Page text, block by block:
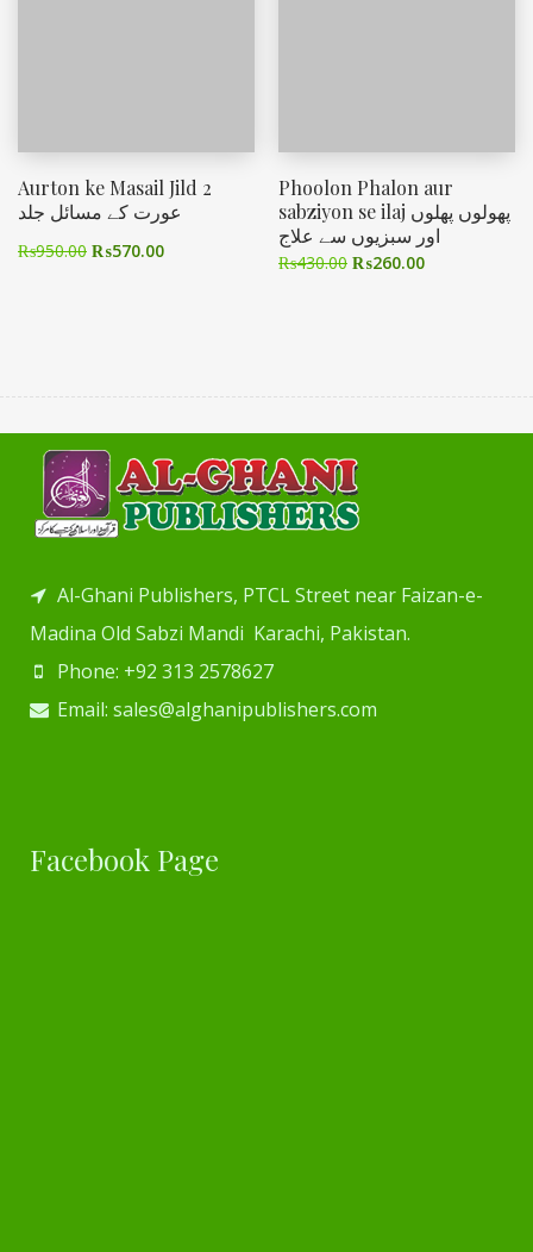
Aurton ke Masail Jild 2
عورت کے مسائل جلد
₨950.00 ₨570.00
Phoolon Phalon aur
sabziyon se ilaj پھولوں پھلوں
اور سبزیوں سے علاج
₨430.00 ₨260.00
Al-Ghani Publishers, PTCL Street near Faizan-e-
Madina Old Sabzi Mandi Karachi, Pakistan.
Phone: +92 313 2578627
Email: sales@alghanipublishers.com
Facebook Page